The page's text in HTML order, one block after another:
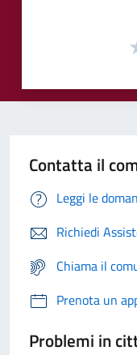
Contatta il
Leggi le
Richiedi
Chiama il
Prenota un
Problemi in